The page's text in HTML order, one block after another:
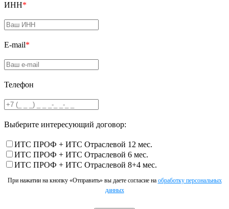
ИНН*
E-mail*
Телефон
Выберите интересующий договор:
ИТС ПРОФ + ИТС Отраслевой 12 мес.
ИТС ПРОФ + ИТС Отраслевой 6 мес.
ИТС ПРОФ + ИТС Отраслевой 8+4 мес.
При нажатии на кнопку «Отправить» вы даете согласие на обработку персональных
данных